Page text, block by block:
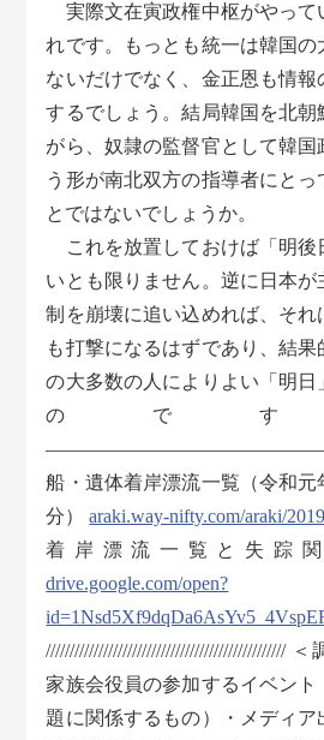
実際文在寅政権中枢がやって
れです。もっとも統一は韓国の
ないだけでなく、金正恩も情
するでしょう。結局韓国を北
がら、奴隷の監督官として韓
う形が南北双方の指導者にとっ
とではないでしょうか。
これを放置しておけば「明後
いとも限りません。逆に日本
制を崩壊に追い込めれば、それ
も打撃になるはずであり、結
の大多数の人によりよい「明日
のです
船・遺体着岸漂流一覧（令和元
分）araki.way-nifty.com/araki/
着岸漂流一覧と失踪
drive.google.com/open?
//////////////////////////////////////////////////
家族会役員の参加するイベント
題に関係するもの）・メディ